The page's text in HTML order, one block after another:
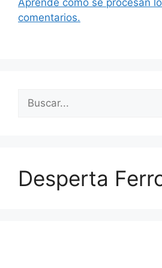
Aprende cómo se procesan
comentarios.
Desperta